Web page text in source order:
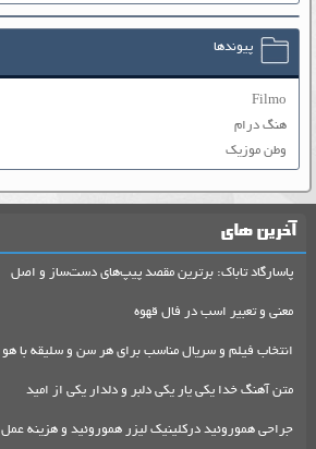
پیوندها
Filmo
هنگ درام
وطن موزیک
آخرین های
پاسارگاد تاباک: برترین مقصد پیپ‌های دست‌ساز و اصل
معنی و تعبیر اسب در فال قهوه
انتخاب فیلم و سریال مناسب برای هر سن و سلیقه با هو
متن آهنگ خدا یکی یار یکی دلبر و دلدار یکی از امید
جراحی هموروئید درکلینیک لیزر هموروئید و هزینه عمل